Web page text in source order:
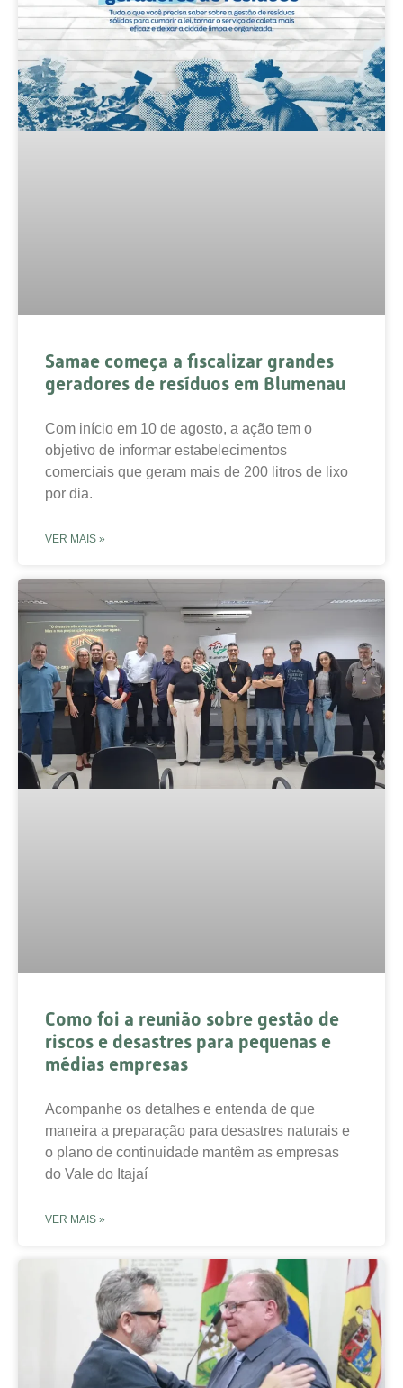
Samae começa a fiscalizar grandes
geradores de resíduos em Blumenau
Com início em 10 de agosto, a ação tem o
objetivo de informar estabelecimentos
comerciais que geram mais de 200 litros de lixo
por dia.
VER MAIS »
Como foi a reunião sobre gestão de
riscos e desastres para pequenas e
médias empresas
Acompanhe os detalhes e entenda de que
maneira a preparação para desastres naturais e
o plano de continuidade mantêm as empresas
do Vale do Itajaí
VER MAIS »